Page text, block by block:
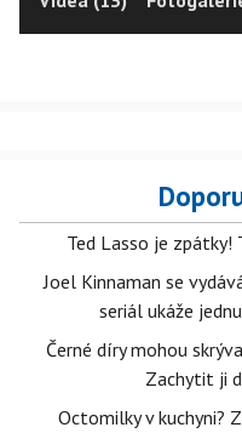
Ted Lasso je
Joel Kinnaman se
seriál ukáže
Černé díry mohou
Zachytit ji
Octomilky v kuchyni?